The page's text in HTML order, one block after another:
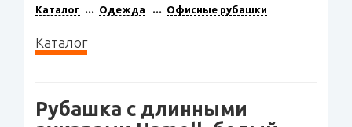
Каталог Одежда Офисные рубашки
Каталог
Рубашка с длинными